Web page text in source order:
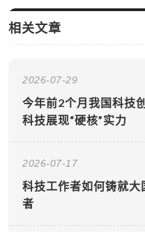
相关文章
2026-07-29
今年前2个月我国科技
科技展现“硬核”实力
2026-07-17
科技工作者如何铸就大
者